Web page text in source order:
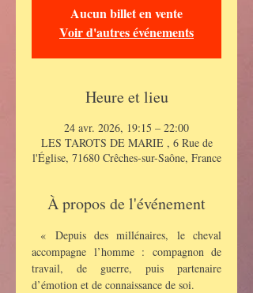
Aucun billet en vente
Voir d'autres événements
Heure et lieu
24 avr. 2026, 19:15 – 22:00
LES TAROTS DE MARIE , 6 Rue de
l'Église, 71680 Crêches-sur-Saône, France
À propos de l'événement
« Depuis des millénaires, le cheval
accompagne l’homme : compagnon de
travail, de guerre, puis partenaire
d’émotion et de connaissance de soi.